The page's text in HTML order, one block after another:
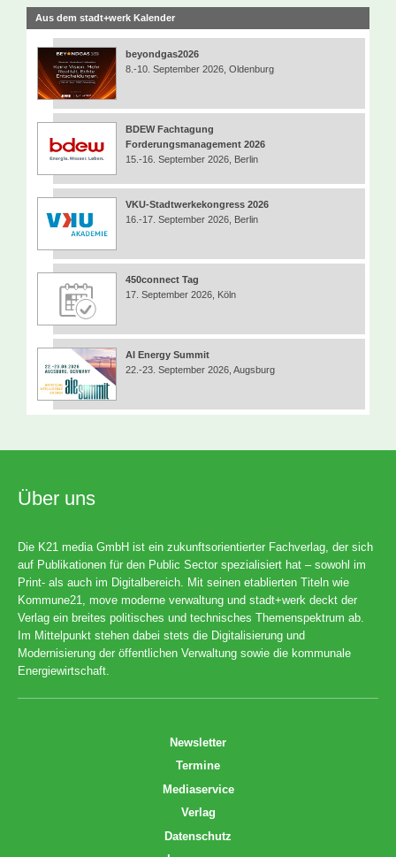
Aus dem stadt+werk Kalender
beyondgas2026
8.-10. September 2026, Oldenburg
BDEW Fachtagung
Forderungsmanagement 2026
15.-16. September 2026, Berlin
VKU-Stadtwerkekongress 2026
16.-17. September 2026, Berlin
450connect Tag
17. September 2026, Köln
AI Energy Summit
22.-23. September 2026, Augsburg
Über uns
Die K21 media GmbH ist ein zukunftsorientierter Fachverlag, der sich
auf Publikationen für den Public Sector spezialisiert hat – sowohl im
Print- als auch im Digitalbereich. Mit seinen etablierten Titeln wie
Kommune21, move moderne verwaltung und stadt+werk deckt der
Verlag ein breites politisches und technisches Themenspektrum ab.
Im Mittelpunkt stehen dabei stets die Digitalisierung und
Modernisierung der öffentlichen Verwaltung sowie die kommunale
Energiewirtschaft.
Newsletter
Termine
Mediaservice
Verlag
Datenschutz